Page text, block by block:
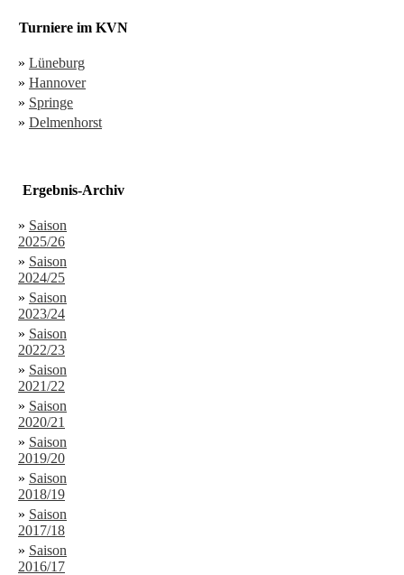
Turniere im KVN
» Lüneburg
» Hannover
» Springe
» Delmenhorst
Ergebnis-Archiv
» Saison
2025/26
» Saison
2024/25
» Saison
2023/24
» Saison
2022/23
» Saison
2021/22
» Saison
2020/21
» Saison
2019/20
» Saison
2018/19
» Saison
2017/18
» Saison
2016/17